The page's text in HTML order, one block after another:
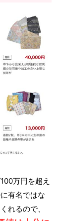
万円を超え
有名ではな
れるので、